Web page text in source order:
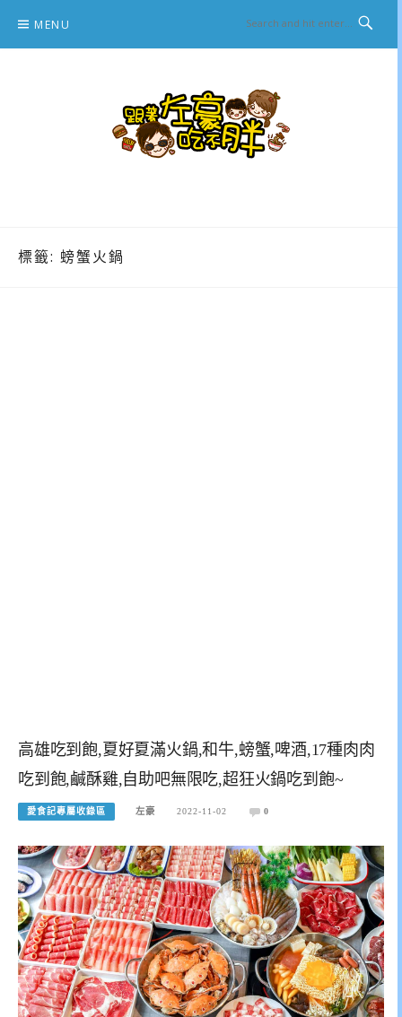
content
MENU
標籤: 螃蟹火鍋
高雄吃到飽,夏好夏滿火鍋,和牛,螃蟹,啤酒,17種肉肉
吃到飽,鹹酥雞,自助吧無限吃,超狂火鍋吃到飽~
愛食記專屬收錄區 左豪 2022-11-02 0